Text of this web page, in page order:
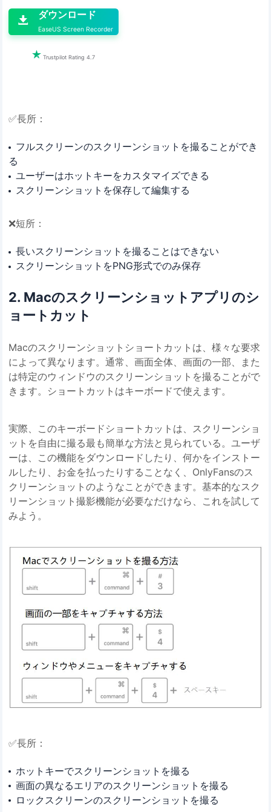
 ダウンロード
EaseUS Screen Recorder
 Trustpilot Rating 4.7
✅長所：
フルスクリーンのスクリーンショットを撮ることができ
る
ユーザーはホットキーをカスタマイズできる
スクリーンショットを保存して編集する
❌短所：
長いスクリーンショットを撮ることはできない
スクリーンショットをPNG形式でのみ保存
2. Macのスクリーンショットアプリのシ
ョートカット
Macのスクリーンショットショートカットは、様々な要求
によって異なります。通常、画面全体、画面の一部、また
は特定のウィンドウのスクリーンショットを撮ることがで
きます。ショートカットはキーボードで使えます。
実際、このキーボードショートカットは、スクリーンショ
ットを自由に撮る最も簡単な方法と見られている。ユーザ
ーは、この機能をダウンロードしたり、何かをインストー
ルしたり、お金を払ったりすることなく、OnlyFansのス
クリーンショットのようなことができます。基本的なスク
リーンショット撮影機能が必要なだけなら、これを試して
みよう。
✅長所：
ホットキーでスクリーンショットを撮る
画面の異なるエリアのスクリーンショットを撮る
ロックスクリーンのスクリーンショットを撮る